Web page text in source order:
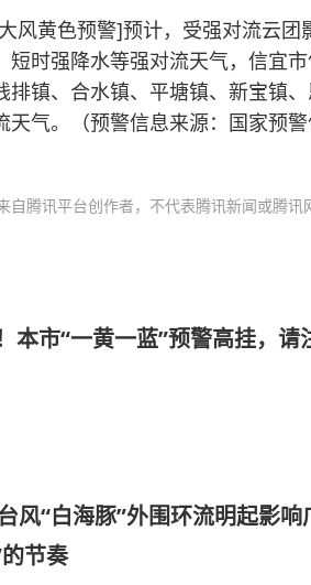
风黄色预警]预计，受强对流云
短时强降水等强对流天气，信宜
排镇、合水镇、平塘镇、新宝镇
天气。（预警信息来源：国家预警
自腾讯平台创作者，不代表腾讯新闻或腾讯
本市“一黄一蓝”预警高挂，请
“白海豚”外围环流明起影响
节奏